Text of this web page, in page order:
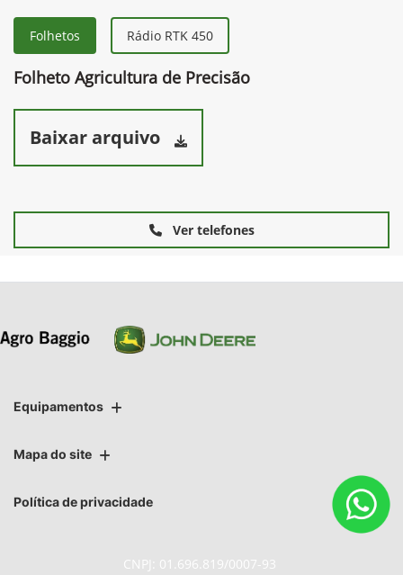
Folhetos Rádio RTK 450
Folheto Agricultura de Precisão
Baixar arquivo
Ver telefones
Equipamentos
Mapa do site
Política de privacidade
CNPJ: 01.696.819/0007-93